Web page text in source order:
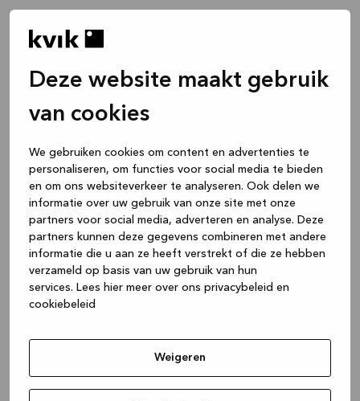
Deze website maakt gebruik
van cookies
We gebruiken cookies om content en advertenties te
personaliseren, om functies voor social media te bieden
en om ons websiteverkeer te analyseren. Ook delen we
informatie over uw gebruik van onze site met onze
partners voor social media, adverteren en analyse. Deze
partners kunnen deze gegevens combineren met andere
informatie die u aan ze heeft verstrekt of die ze hebben
verzameld op basis van uw gebruik van hun
services. Lees hier meer over ons privacybeleid en
cookiebeleid
Weigeren
(see the browser console for more
information).